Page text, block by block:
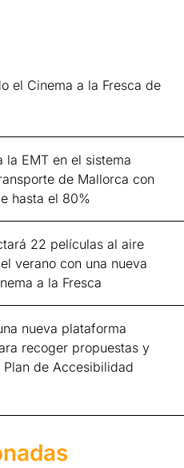
el Cinema a la Fresca de
la EMT en el sistema
de Mallorca con
hasta el 80%
22 películas al aire
verano con una nueva
a la Fresca
nueva plataforma
recoger propuestas y
de Accesibilidad